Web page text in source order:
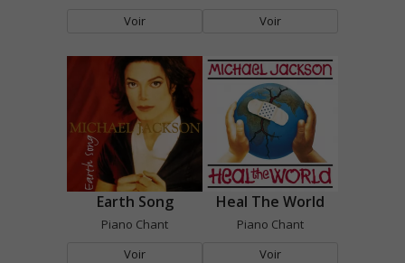
Voir
Voir
Earth Song
Piano Chant
Voir
Heal The World
Piano Chant
Voir